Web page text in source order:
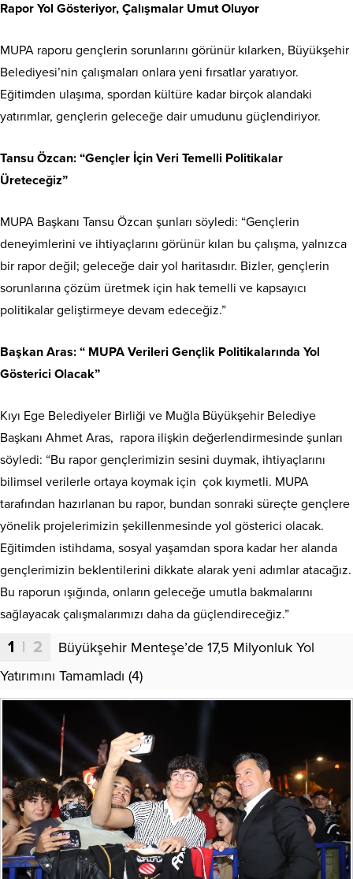
Rapor Yol Gösteriyor, Çalışmalar Umut Oluyor
MUPA raporu gençlerin sorunlarını görünür kılarken, Büyükşehir
Belediyesi’nin çalışmaları onlara yeni fırsatlar yaratıyor.
Eğitimden ulaşıma, spordan kültüre kadar birçok alandaki
yatırımlar, gençlerin geleceğe dair umudunu güçlendiriyor.
Tansu Özcan: “Gençler İçin Veri Temelli Politikalar
Üreteceğiz”
MUPA Başkanı Tansu Özcan şunları söyledi: “Gençlerin
deneyimlerini ve ihtiyaçlarını görünür kılan bu çalışma, yalnızca
bir rapor değil; geleceğe dair yol haritasıdır. Bizler, gençlerin
sorunlarına çözüm üretmek için hak temelli ve kapsayıcı
politikalar geliştirmeye devam edeceğiz.”
Başkan Aras: “ MUPA Verileri Gençlik Politikalarında Yol
Gösterici Olacak”
Kıyı Ege Belediyeler Birliği ve Muğla Büyükşehir Belediye
Başkanı Ahmet Aras, rapora ilişkin değerlendirmesinde şunları
söyledi: “Bu rapor gençlerimizin sesini duymak, ihtiyaçlarını
bilimsel verilerle ortaya koymak için çok kıymetli. MUPA
tarafından hazırlanan bu rapor, bundan sonraki süreçte gençlere
yönelik projelerimizin şekillenmesinde yol gösterici olacak.
Eğitimden istihdama, sosyal yaşamdan spora kadar her alanda
gençlerimizin beklentilerini dikkate alarak yeni adımlar atacağız.
Bu raporun ışığında, onların geleceğe umutla bakmalarını
sağlayacak çalışmalarımızı daha da güçlendireceğiz.”
1 | 2
Büyükşehir Menteşe’de 17,5 Milyonluk Yol
Yatırımını Tamamladı (4)